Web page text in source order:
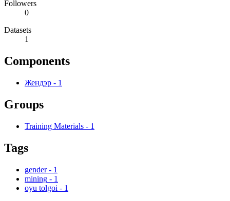
Followers
0
Datasets
1
Components
Жендэр - 1
Groups
Training Materials - 1
Tags
gender - 1
mining - 1
oyu tolgoi - 1